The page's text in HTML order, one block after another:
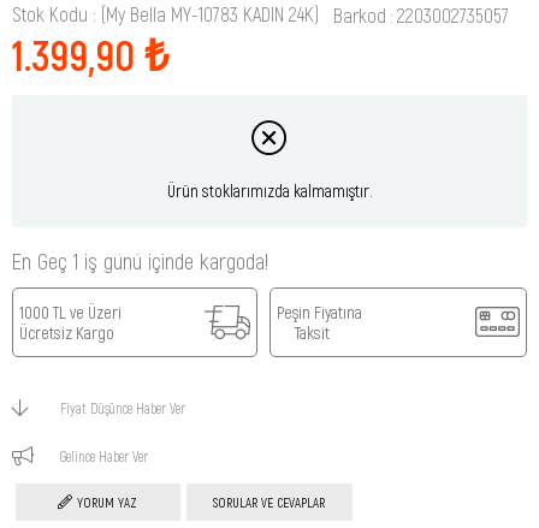
Stok Kodu (My Bella MY-10783 KADIN 24K) Barkod : 2203002735057
1.399,90 ₺
Ürün stoklarımızda kalmamıştır.
En Geç 1 iş günü içinde kargoda!
1000 TL ve Üzeri
Ücretsiz Kargo
Peşin Fiyatına
Taksit
Fiyat Düşünce Haber Ver
Gelince Haber Ver
YORUM YAZ SORULAR VE CEVAPLAR